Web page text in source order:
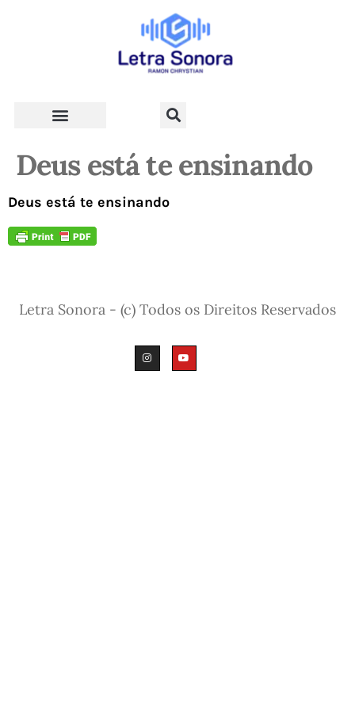
Deus está te ensinando
Deus está te ensinando
Letra Sonora - (c) Todos os Direitos Reservados